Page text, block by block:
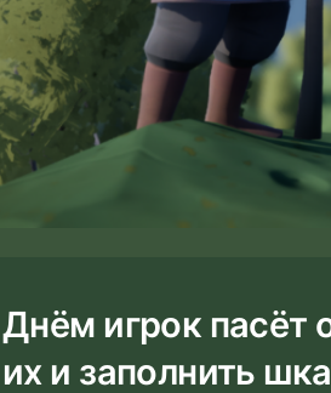
Днём игрок пасёт
их и заполнить